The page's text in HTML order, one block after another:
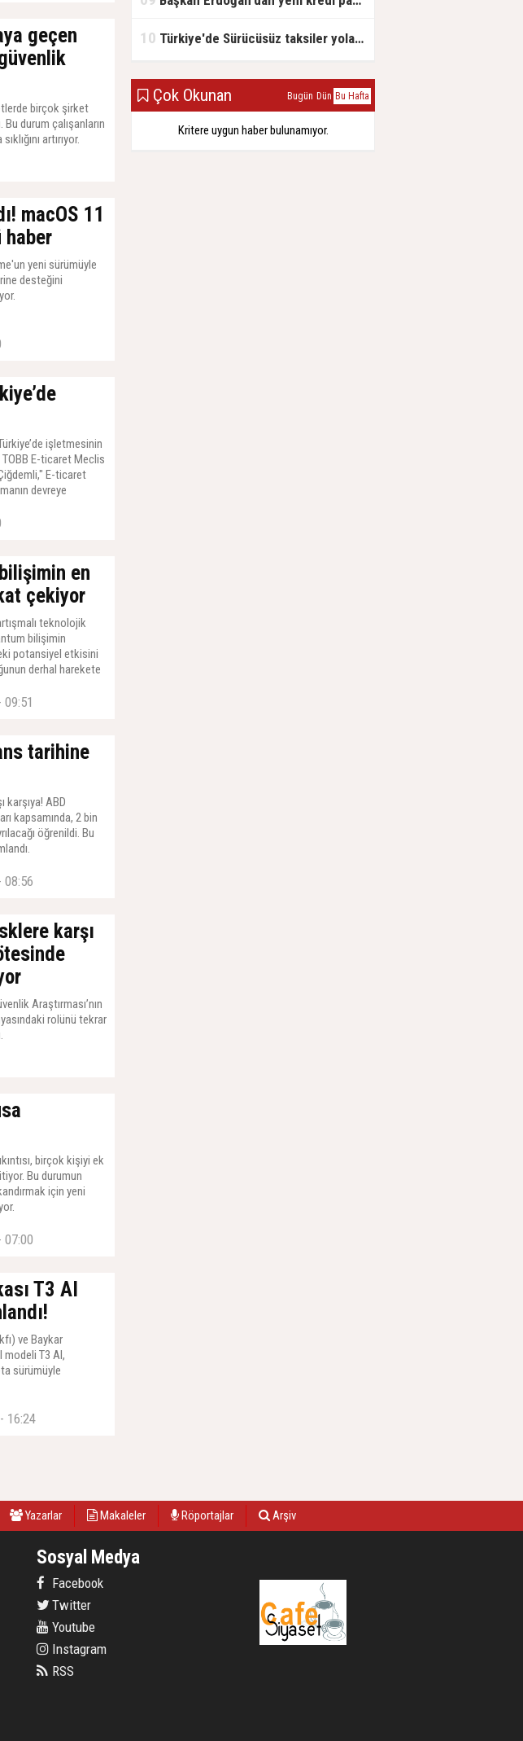
geçen
birçok şirket
durum çalışanların
artırıyor.
macOS 11
haber
yeni sürümüyle
desteğini
işletmesinin
E-ticaret Meclis
E-ticaret
devreye
kalmalıdır" dedi
en
çekiyor
teknolojik
bilişimin
potansiyel etkisini
derhal harekete
tarihine
karşıya! ABD
kapsamında, 2 bin
öğrenildi. Bu
08:56
karşı
Araştırması’nın
rolünü tekrar
birçok kişiyi ek
Bu durumun
için yeni
07:00
T3 AI
ve Baykar
modeli T3 AI,
sürümüyle
16:24
10 Türkiye'de Sürücüsüz taksiler yola çıkmaya hazırlanıyor
Çok Okunan Bugün Dün Bu Hafta
Kritere uygun haber bulunamıyor.
Yazarlar Makaleler Röportajlar Arşiv
Sosyal Medya
Facebook
Twitter
Youtube
Instagram
RSS